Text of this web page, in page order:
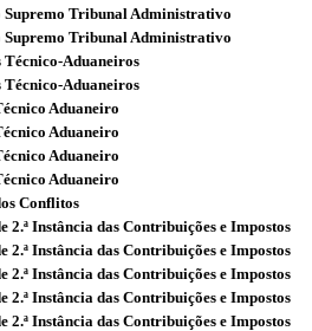
Supremo Tribunal Administrativo
Supremo Tribunal Administrativo
Aduaneiros
Aduaneiros
Aduaneiro
Aduaneiro
Aduaneiro
Aduaneiro
Conflitos
2.ª Instância das Contribuições e Impostos
2.ª Instância das Contribuições e Impostos
2.ª Instância das Contribuições e Impostos
2.ª Instância das Contribuições e Impostos
2.ª Instância das Contribuições e Impostos